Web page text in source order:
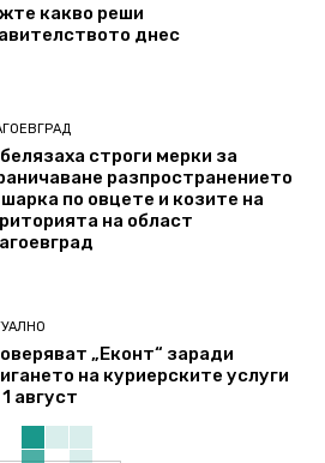
какво реши
днес
строги мерки за
разпространението
по овцете и козите на
на област
„Еконт“ заради
на куриерските услуги
август